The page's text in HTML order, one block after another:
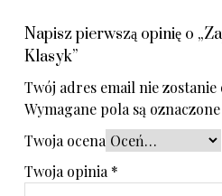
Napisz pierwszą opinię o
Klasyk”
Twój adres email nie
Wymagane pola są oznaczone
Twoja ocena
Twoja opinia *